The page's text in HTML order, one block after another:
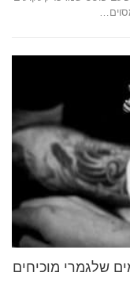
שלגמרי מוכיחים